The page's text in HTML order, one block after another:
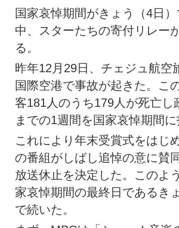
国家哀悼期間がきょう（4日
中、スターたちの寄付リレー
る。
昨年12月29日、チェジュ航空
国際空港で事故が起きた。こ
客181人のうち179人が死亡し
までの1週間を国家哀悼期間に
これにより年末受賞式をはじ
の番組がしばし追悼の意に賛
放送休止を決定した。このよ
家哀悼期間の最終日であるき
で続いた。